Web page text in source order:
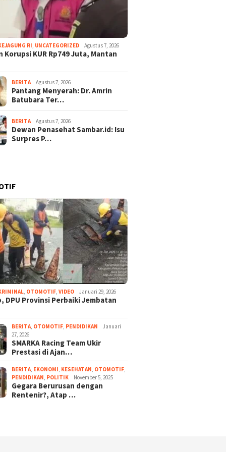
RI UNCATEGORIZED Agustus 7, 2026
Korupsi KUR Rp749 Juta, Mantan
BERITA Agustus 7, 2026
Pantang Menyerah: Dr. Amrin
Batubara Ter…
BERITA Agustus 7, 2026
Dewan Penasehat Sambar.id: Isu
Surpres P…
OTOMOTIF ,VIDEO Januari 29, 2026
DPU Provinsi Perbaiki Jembatan
BERITA OTOMOTIF PENDIDIKAN
Januari
27, 2026
SMARKA Racing Team Ukir
Prestasi di Ajan…
BERITA EKONOMI KESEHATAN OTOMOTIF
PENDIDIKAN POLITIK November 5, 2025
Gegara Berurusan dengan
Rentenir?, Atap …